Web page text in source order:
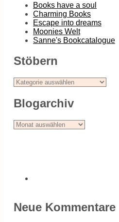
Books have a soul
Charming Books
Escape into dreams
Moonies Welt
Sanne's Bookcatalogue
Stöbern
Stöbern
Blogarchiv
Blogarchiv
Neue Kommentare